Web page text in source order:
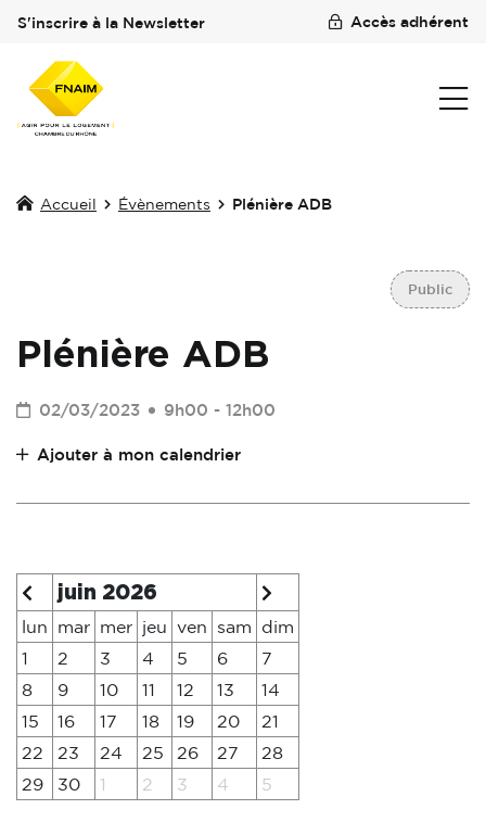
S'inscrire à la Newsletter Accès adhérent
Accueil Évènements Plénière ADB
Public
Plénière ADB
02/03/2023 9h00 - 12h00
Ajouter à mon calendrier
juin 2026
lun mar mer jeu ven sam
dim
1
2 3 4 5 6
7
8
9 10 11 12 13
14
15
16 17 18 19 20
21
22
23 24 25 26 27
28
29
30 1 2 3 4 5